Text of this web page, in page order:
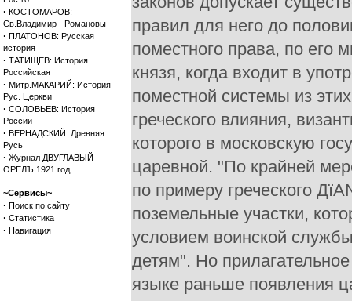
· КОСТОМАРОВ:
Св.Владимир - Романовы
· ПЛАТОНОВ: Русская
история
· ТАТИЩЕВ: История
Российская
· Митр.МАКАРИЙ: История
Рус. Церкви
· СОЛОВЬЕВ: История
России
· ВЕРНАДСКИЙ: Древняя
Русь
· Журнал ДВУГЛАВЫЙ
ОРЕЛЪ 1921 год
~Сервисы~
· Поиск по сайту
· Статистика
· Навигация
правил для него до
поместного права, по его
князя, когда входит в
поместной системы из
греческого влияния,
которого в московскую
царевной. "По крайней
по примеру греческого
поземельные участки,
условием воинской
детям". Но
языке раньше появления